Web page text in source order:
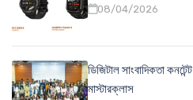
08/04/2026
ডিজিটাল সাংবাদিকতা
মাস্টারক্লাস